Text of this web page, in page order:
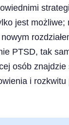
jest możliwe;
PTSD, tak
osób znajdzie
i rozkwitu